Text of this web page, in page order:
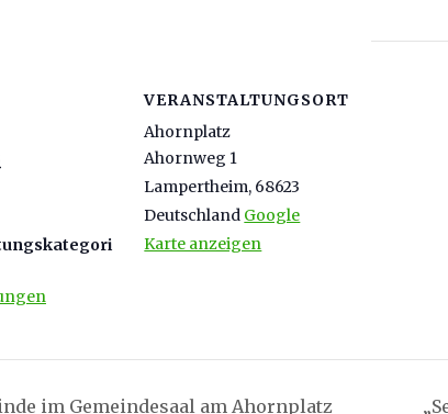
VERANSTALTUNGSORT
Ahornplatz
Ahornweg 1
Lampertheim, 68623
Deutschland Google
Karte anzeigen
im Gemeindesaal am Ahornplatz